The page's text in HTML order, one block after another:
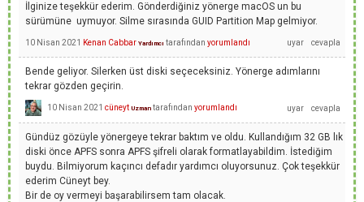
İlginize teşekkür ederim. Gönderdiğiniz yönerge macOS un bu
sürümüne uymuyor. Silme sırasında GUID Partition Map gelmiyor.
10 Nisan 2021 Kenan Cabbar Yardımcı tarafından yorumlandı
Bende geliyor. Silerken üst diski seçeceksiniz. Yönerge adımlarını
tekrar gözden geçirin.
10 Nisan 2021 cüneyt Uzman tarafından yorumlandı
Gündüz gözüyle yönergeye tekrar baktım ve oldu. Kullandığım 32 GB lık
diski önce APFS sonra APFS şifreli olarak formatlayabildim. İstediğim
buydu. Bilmiyorum kaçıncı defadır yardımcı oluyorsunuz. Çok teşekkür
ederim Cüneyt bey.
Bir de oy vermeyi başarabilirsem tam olacak.